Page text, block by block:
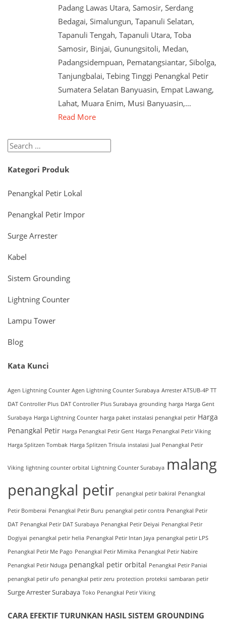
Padang Lawas Utara, Samosir, Serdang
Bedagai, Simalungun, Tapanuli Selatan,
Tapanuli Tengah, Tapanuli Utara, Toba
Samosir, Binjai, Gunungsitoli, Medan,
Padangsidempuan, Pematangsiantar, Sibolga,
Tanjungbalai, Tebing Tinggi Penangkal Petir
Sumatera Selatan Banyuasin, Empat Lawang,
Lahat, Muara Enim, Musi Banyuasin,…
Read More
Search
Kategori Produk
Penangkal Petir Lokal
Penangkal Petir Impor
Surge Arrester
Kabel
Sistem Grounding
Lightning Counter
Lampu Tower
Blog
Kata Kunci
Agen Lightning Counter Agen Lightning Counter Surabaya Arrester ATSUB-4P TT
DAT Controller Plus DAT Controller Plus Surabaya grounding harga Harga Gent
Surabaya Harga Lightning Counter harga paket instalasi penangkal petir Harga
Penangkal Petir Harga Penangkal Petir Gent Harga Penangkal Petir Viking
Harga Splitzen Tombak Harga Splitzen Trisula instalasi Jual Penangkal Petir
Viking lightning counter orbital Lightning Counter Surabaya malang
penangkal petir penangkal petir bakiral Penangkal
Petir Bomberai Penangkal Petir Buru penangkal petir contra Penangkal Petir
DAT Penangkal Petir DAT Surabaya Penangkal Petir Deiyai Penangkal Petir
Dogiyai penangkal petir helia Penangkal Petir Intan Jaya penangkal petir LPS
Penangkal Petir Me Pago Penangkal Petir Mimika Penangkal Petir Nabire
Penangkal Petir Nduga penangkal petir orbital Penangkal Petir Paniai
penangkal petir ufo penangkal petir zeru protection proteksi sambaran petir
Surge Arrester Surabaya Toko Penangkal Petir Viking
CARA EFEKTIF TURUNKAN HASIL SISTEM GROUNDING